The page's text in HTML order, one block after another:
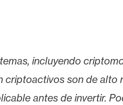
incluyendo
criptoactivos son de alto
antes de invertir.